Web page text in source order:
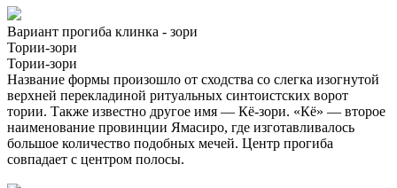
Вариант прогиба клинка - зори
Тории-зори
Тории-зори
Название формы произошло от сходства со слегка изогнутой
верхней перекладиной ритуальных синтоистских ворот
тории. Также известно другое имя — Кё-зори. «Кё» — второе
наименование провинции Ямасиро, где изготавливалось
большое количество подобных мечей. Центр прогиба
совпадает с центром полосы.